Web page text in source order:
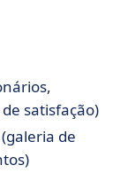
satisfação)
de